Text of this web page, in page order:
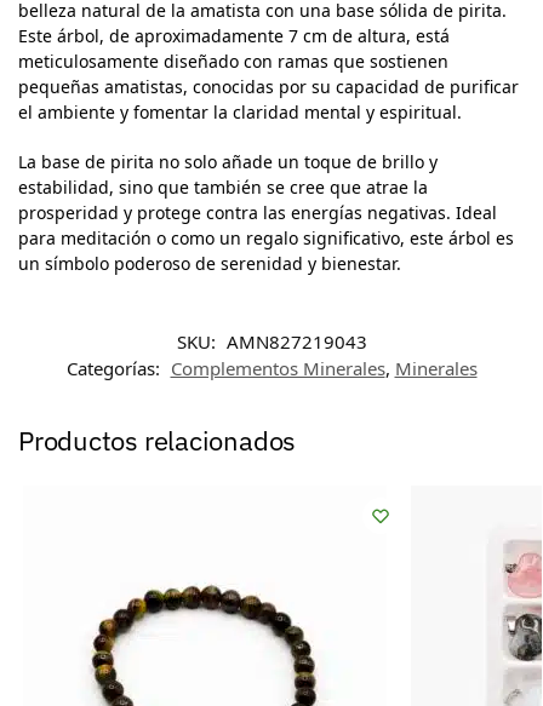
belleza natural de la amatista con una base sólida de pirita.
Este árbol, de aproximadamente 7 cm de altura, está
meticulosamente diseñado con ramas que sostienen
pequeñas amatistas, conocidas por su capacidad de purificar
el ambiente y fomentar la claridad mental y espiritual.
La base de pirita no solo añade un toque de brillo y
estabilidad, sino que también se cree que atrae la
prosperidad y protege contra las energías negativas. Ideal
para meditación o como un regalo significativo, este árbol es
un símbolo poderoso de serenidad y bienestar.
SKU: AMN827219043
Categorías: Complementos Minerales, Minerales
Productos relacionados